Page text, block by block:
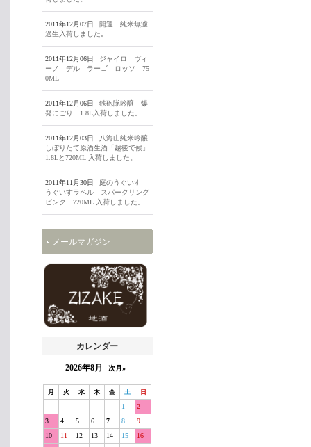
2011年12月07日
開運 純米無濾
過生入荷しました。
2011年12月06日
ジャイロ ヴィ
ーノ デル ラーゴ ロッソ 75
0ML
2011年12月06日
鉄砲隊吟醸 爆
発にごり 1.8L入荷しました。
2011年12月03日
八海山純米吟醸
しぼりたて原酒生酒「越後で候」
1.8Lと720ML 入荷しました。
2011年11月30日
庭のうぐいす
うぐいすラベル スパークリング
ピンク 720ML 入荷しました。
メールマガジン
カレンダー
2026年8月 次月»
月 火 水 木 金 土 日
1
2
3
4 5 6 7 8
9
10
11 12 13 14 15
16